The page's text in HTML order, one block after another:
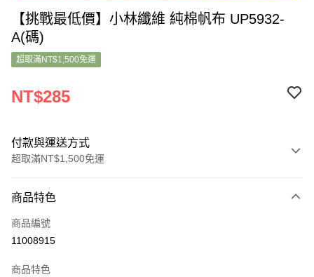
【挑戰最低價】小林纖維 純棉帆布 UP5932-
A(碼)
超取滿NT$1,500免運
NT$285
付款與運送方式
超取滿NT$1,500免運
信用卡一次付款
超商取貨付款
商品特色
商品編號
11008915
商品特色